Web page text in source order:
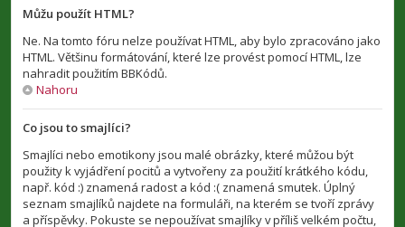
Můžu použít HTML?
Ne. Na tomto fóru nelze používat HTML, aby bylo zpracováno jako
HTML. Většinu formátování, které lze provést pomocí HTML, lze
nahradit použitím BBKódů.
Nahoru
Co jsou to smajlíci?
Smajlíci nebo emotikony jsou malé obrázky, které můžou být
použity k vyjádření pocitů a vytvořeny za použití krátkého kódu,
např. kód :) znamená radost a kód :( znamená smutek. Úplný
seznam smajlíků najdete na formuláři, na kterém se tvoří zprávy
a příspěvky. Pokuste se nepoužívat smajlíky v příliš velkém počtu,